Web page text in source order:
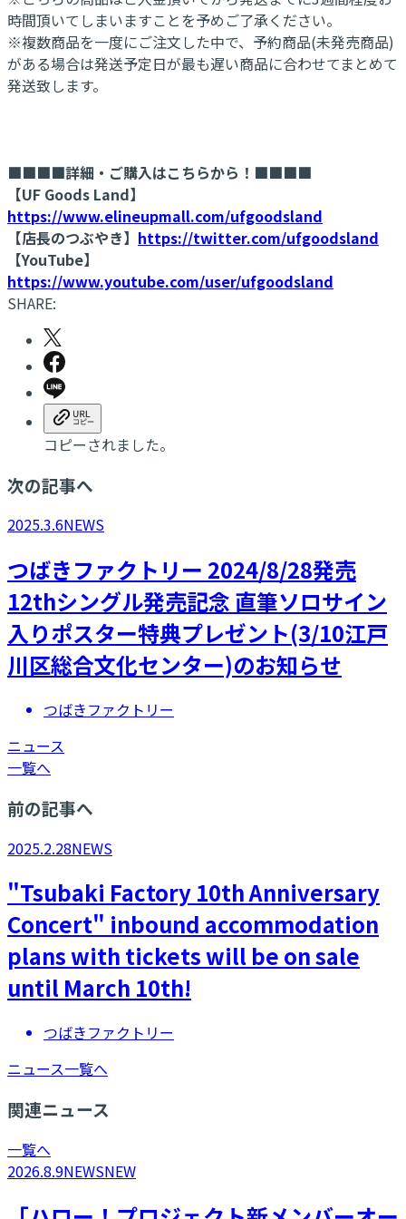
時間頂いてしまいますことを予めご了承ください。
※複数商品を一度にご注文した中で、予約商品(未発売商品)
がある場合は発送予定日が最も遅い商品に合わせてまとめて
発送致します。
■■■■詳細・ご購入はこちらから！■■■■
【UF Goods Land】
https://www.elineupmall.com/ufgoodsland
【店長のつぶやき】 https://twitter.com/ufgoodsland
【YouTube】
https://www.youtube.com/user/ufgoodsland
SHARE:
コピーされました。
次の記事へ
2025.3.6NEWS
つばきファクトリー 2024/8/28発売
12thシングル発売記念 直筆ソロサイン
入りポスター特典プレゼント(3/10江戸
川区総合文化センター)のお知らせ
つばきファクトリー
ニュース
一覧へ
前の記事へ
2025.2.28NEWS
"Tsubaki Factory 10th Anniversary
Concert" inbound accommodation
plans with tickets will be on sale
until March 10th!
つばきファクトリー
ニュース一覧へ
関連ニュース
一覧へ
2026.8.9NEWSNEW